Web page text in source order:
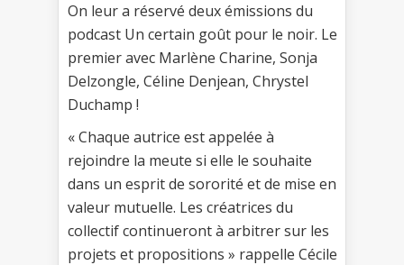
On leur a réservé deux émissions du
podcast Un certain goût pour le noir. Le
premier avec Marlène Charine, Sonja
Delzongle, Céline Denjean, Chrystel
Duchamp !
« Chaque autrice est appelée à
rejoindre la meute si elle le souhaite
dans un esprit de sororité et de mise en
valeur mutuelle. Les créatrices du
collectif continueront à arbitrer sur les
projets et propositions » rappelle Cécile